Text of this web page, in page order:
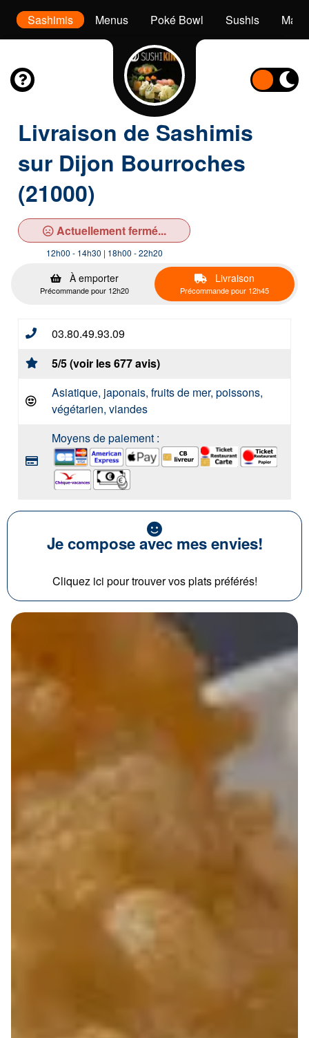
Sashimis Menus Poké Bowl Sushis
Livraison de Sashimis
sur Dijon Bourroches
(21000)
Actuellement fermé...
12h00 - 14h30 | 18h00 - 22h20
À emporter
Précommande pour 12h20
Livraison
Précommande pour 12h45
03.80.49.93.09
5/5 (voir les 677 avis)
Asiatique, japonais, fruits de mer, poissons,
végétarien, viandes
Moyens de paiement :
Je compose avec mes envies!
Cliquez ici pour trouver vos plats préférés!